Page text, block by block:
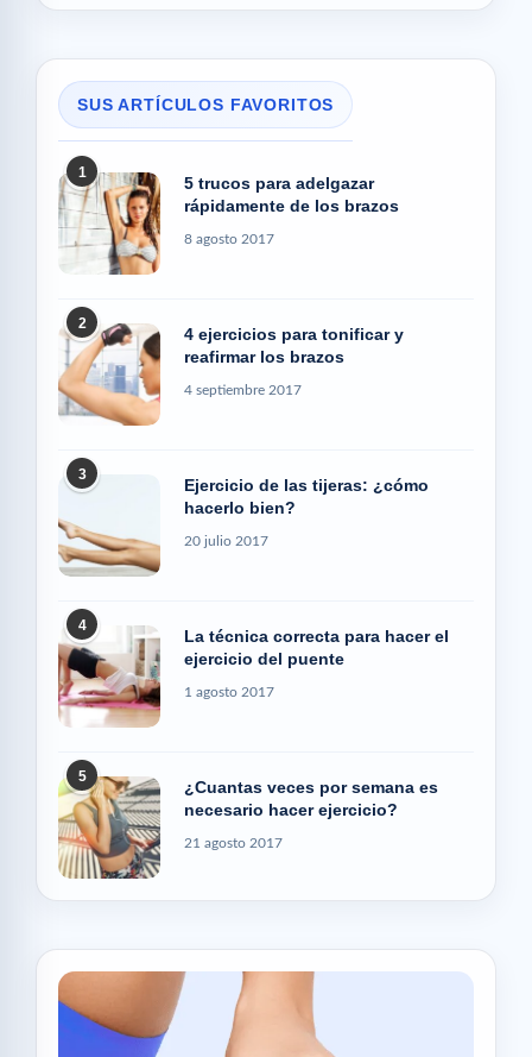
SUS ARTÍCULOS FAVORITOS
1
5 trucos para adelgazar
rápidamente de los brazos
8 agosto 2017
2
4 ejercicios para tonificar y
reafirmar los brazos
4 septiembre 2017
3
Ejercicio de las tijeras: ¿cómo
hacerlo bien?
20 julio 2017
4
La técnica correcta para hacer el
ejercicio del puente
1 agosto 2017
5
¿Cuantas veces por semana es
necesario hacer ejercicio?
21 agosto 2017